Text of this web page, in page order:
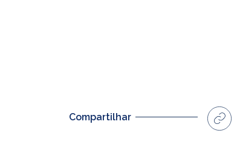
Compartilhar